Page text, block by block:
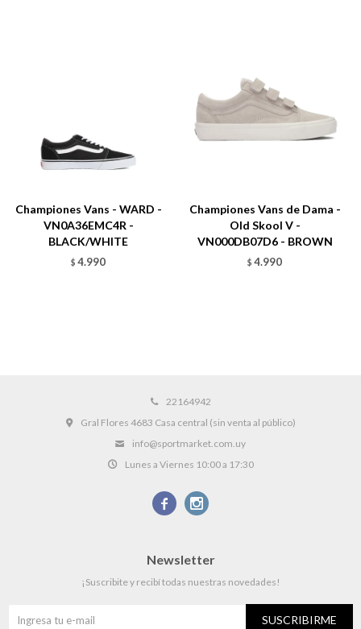
Championes Vans - WARD -
VN0A36EMC4R -
BLACK/WHITE
$ 4.990
Championes Vans de Dama -
Old Skool V -
VN000DB07D6 - BROWN
$ 4.990
22164942
Gral Flores 4683 Casa central (sin venta al público)
info@sportmarket.com.uy
Lunes a Viernes 10:00 a 17:30
 
Newsletter
¡Suscribite y recibí todas nuestras novedades!
SUSCRIBIRME